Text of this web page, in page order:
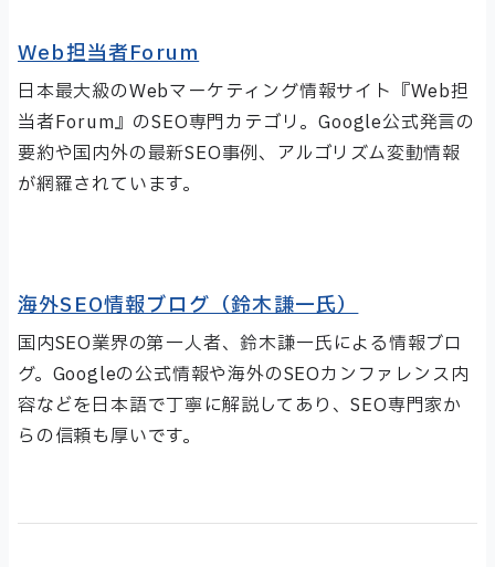
Web担当者Forum
日本最大級のWebマーケティング情報サイト『Web担
当者Forum』のSEO専門カテゴリ。Google公式発言の
要約や国内外の最新SEO事例、アルゴリズム変動情報
が網羅されています。
海外SEO情報ブログ（鈴木謙一氏）
国内SEO業界の第一人者、鈴木謙一氏による情報ブロ
グ。Googleの公式情報や海外のSEOカンファレンス内
容などを日本語で丁寧に解説してあり、SEO専門家か
らの信頼も厚いです。